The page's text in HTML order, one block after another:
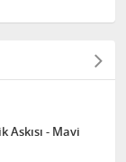
Askısı - Mavi